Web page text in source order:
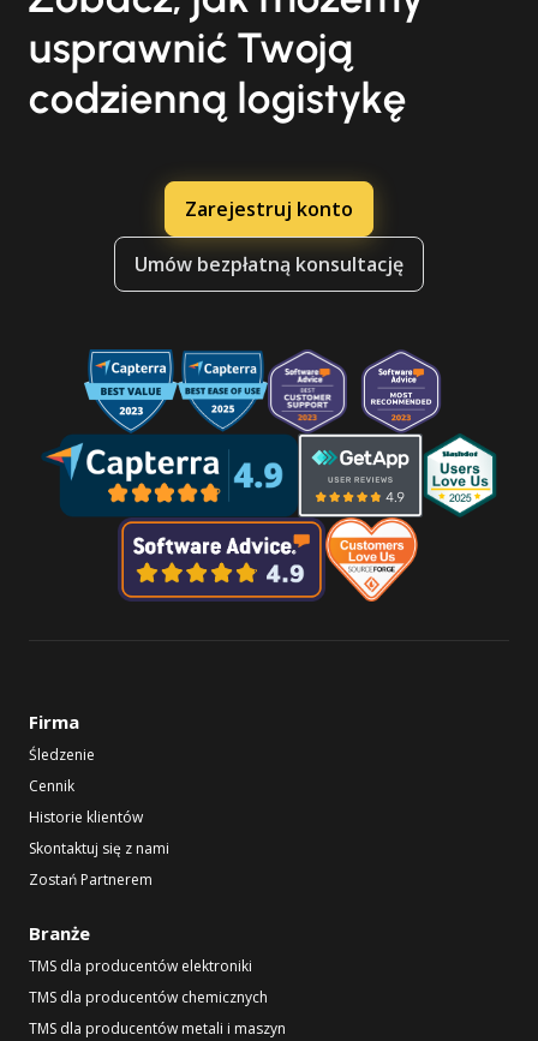
usprawnić Twoją
codzienną logistykę
Zarejestruj konto
Umów bezpłatną konsultację
Firma
Śledzenie
Cennik
Historie klientów
Skontaktuj się z nami
Zostań Partnerem
Branże
TMS dla producentów elektroniki
TMS dla producentów chemicznych
TMS dla producentów metali i maszyn